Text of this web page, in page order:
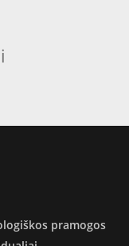
pramogos